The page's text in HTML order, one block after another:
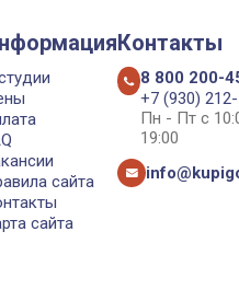
сайта
сайта
Контакты
8 800 200-
+7 (930)
Пн - Пт с
19:00